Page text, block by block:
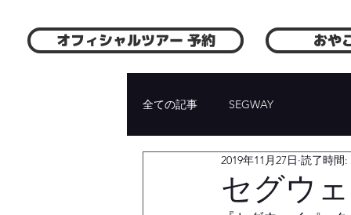
オフィシャルツアー 予約 おや
全ての記事 SEGWAY
セグウ
2019年11月27日 読了時間: